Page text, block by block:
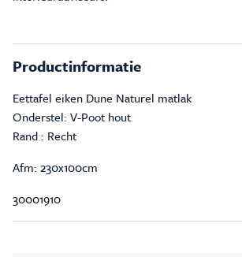
Productinformatie
Eettafel eiken Dune Naturel matlak
Onderstel: V-Poot hout
Rand : Recht
Afm: 230x100cm
30001910